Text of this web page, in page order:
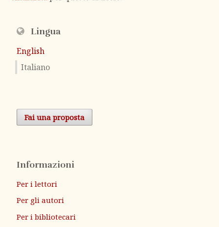
Lingua
English
Italiano
Fai una proposta
Informazioni
Per i lettori
Per gli autori
Per i bibliotecari